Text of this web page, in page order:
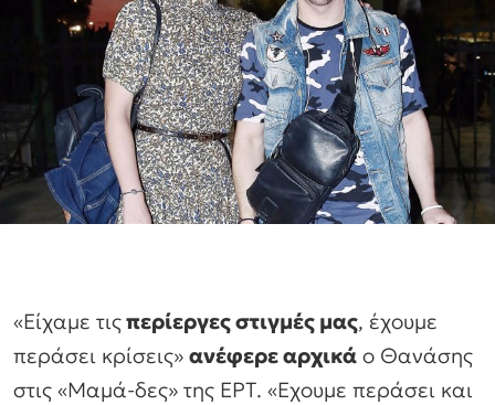
«Είχαμε τιςπερίεργες στιγμές μας, έχουμε
περάσει κρίσεις» ανέφερε αρχικά ο Θανάσης
στις «Μαμά-δες» της ΕΡΤ. «Εχουμε περάσει και